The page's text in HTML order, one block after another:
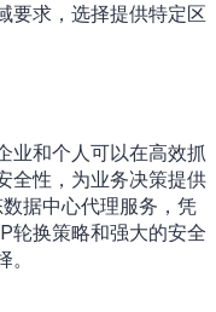
要求，选择提供特定区
业和个人可以在高效抓
全性，为业务决策提供
据中心代理服务，凭
轮换策略和强大的安全